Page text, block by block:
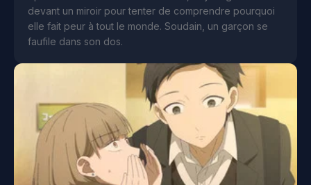
devant un miroir pour tenter de comprendre pourquoi
elle fait peur à tout le monde. Soudain, un garçon se
faufile dans son dos.